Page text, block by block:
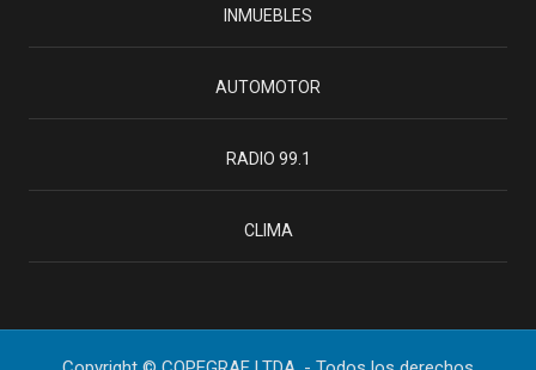
INMUEBLES
AUTOMOTOR
RADIO 99.1
CLIMA